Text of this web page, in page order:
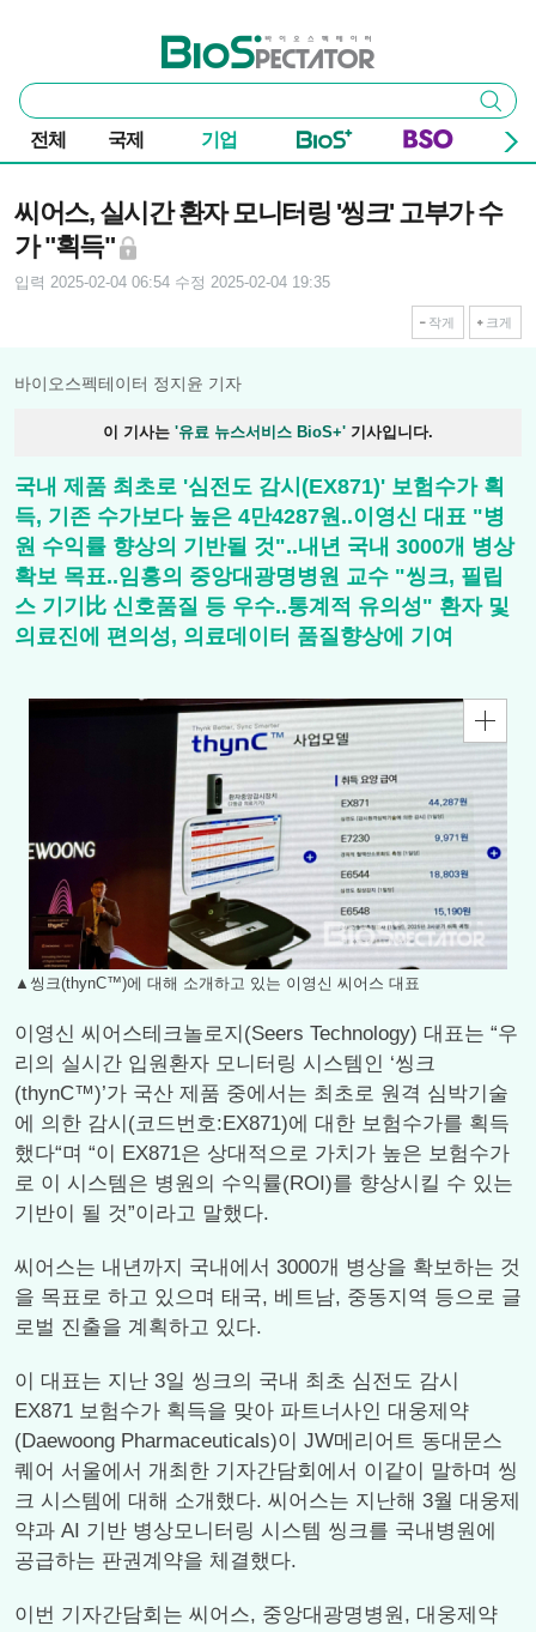
바이오스펙테이터
통
합
검
색
검색
전체 국제 기업
씨어스, 실시간 환자 모니터링 '씽크' 고부가 수
가 "획득"
입력 2025-02-04 06:54 수정 2025-02-04 19:35
작게 크게
바이오스펙테이터 정지윤 기자
이 기사는 '유료 뉴스서비스 BioS+' 기사입니다.
국내 제품 최초로 '심전도 감시(EX871)' 보험수가 획
득, 기존 수가보다 높은 4만4287원..이영신 대표 "병
원 수익률 향상의 기반될 것"..내년 국내 3000개 병상
확보 목표..임홍의 중앙대광명병원 교수 "씽크, 필립
스 기기比 신호품질 등 우수..통계적 유의성" 환자 및
의료진에 편의성, 의료데이터 품질향상에 기여
▲씽크(thynC™)에 대해 소개하고 있는 이영신 씨어스 대표
이영신 씨어스테크놀로지(Seers Technology) 대표는 “우
리의 실시간 입원환자 모니터링 시스템인 ‘씽크
(thynC™)’가 국산 제품 중에서는 최초로 원격 심박기술
에 의한 감시(코드번호:EX871)에 대한 보험수가를 획득
했다“며 “이 EX871은 상대적으로 가치가 높은 보험수가
로 이 시스템은 병원의 수익률(ROI)를 향상시킬 수 있는
기반이 될 것”이라고 말했다.
씨어스는 내년까지 국내에서 3000개 병상을 확보하는 것
을 목표로 하고 있으며 태국, 베트남, 중동지역 등으로 글
로벌 진출을 계획하고 있다.
이 대표는 지난 3일 씽크의 국내 최초 심전도 감시
EX871 보험수가 획득을 맞아 파트너사인 대웅제약
(Daewoong Pharmaceuticals)이 JW메리어트 동대문스
퀘어 서울에서 개최한 기자간담회에서 이같이 말하며 씽
크 시스템에 대해 소개했다. 씨어스는 지난해 3월 대웅제
약과 AI 기반 병상모니터링 시스템 씽크를 국내병원에
공급하는 판권계약을 체결했다.
이번 기자간담회는 씨어스, 중앙대광명병원, 대웅제약